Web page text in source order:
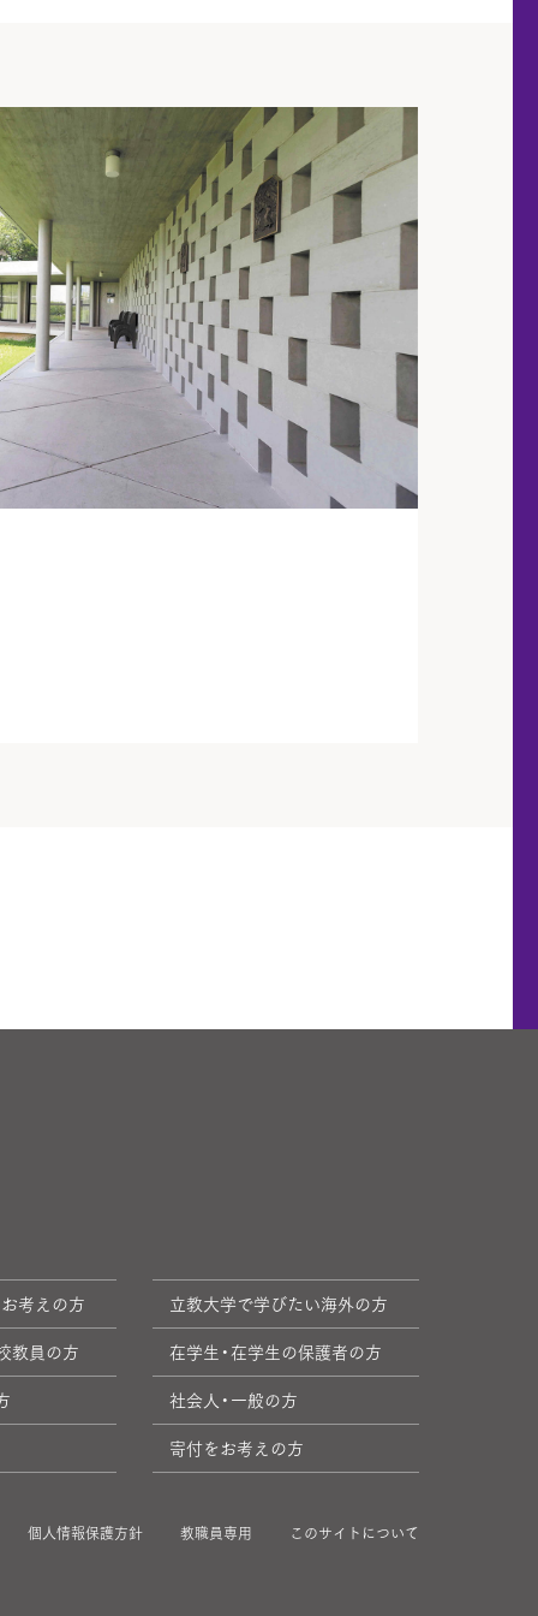
考えの方
立教大学で学びたい海外の方
教員の方
在学生・在学生の保護者の方
社会人・一般の方
寄付をお考えの方
個人情報保護方針 教職員専用 このサイトについて